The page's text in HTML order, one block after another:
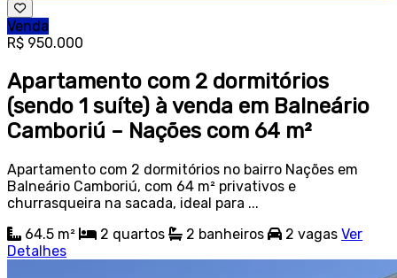
Venda
R$ 950.000
Apartamento com 2 dormitórios
(sendo 1 suíte) à venda em Balneário
Camboriú – Nações com 64 m²
Apartamento com 2 dormitórios no bairro Nações em
Balneário Camboriú, com 64 m² privativos e
churrasqueira na sacada, ideal para ...
64.5 m²
2 quartos 2 banheiros 2 vagas Ver
Detalhes